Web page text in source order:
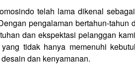
telah lama dikenal
pengalaman bertahun-
dan ekspektasi pelanggan
tidak hanya memenuhi
dan kenyamanan.